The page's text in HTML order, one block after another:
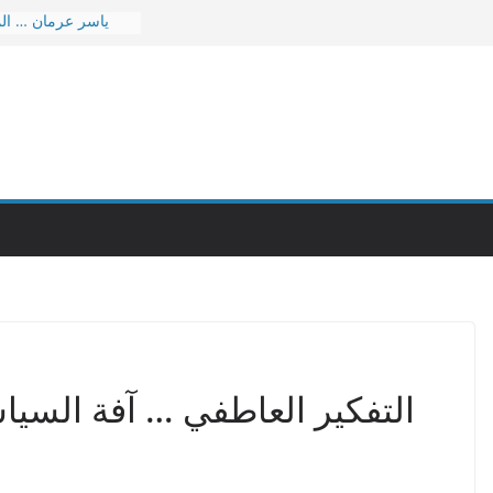
ياسر عرمان …
عاجل … نقل
د. امين حسن عمر –